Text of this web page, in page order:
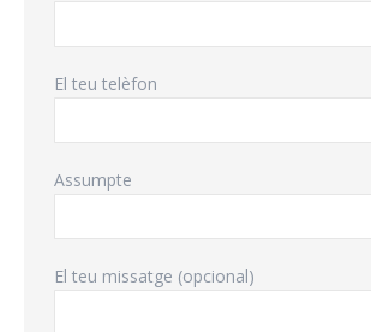
El teu telèfon
Assumpte
El teu missatge (opcional)